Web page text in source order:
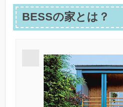
BESSの家とは？